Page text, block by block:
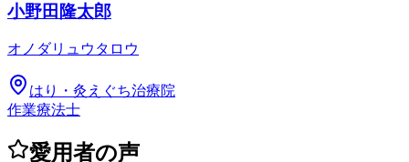
小野田隆太郎
オノダリュウタロウ
はり・灸えぐち治療院
作業療法士
愛用者の声